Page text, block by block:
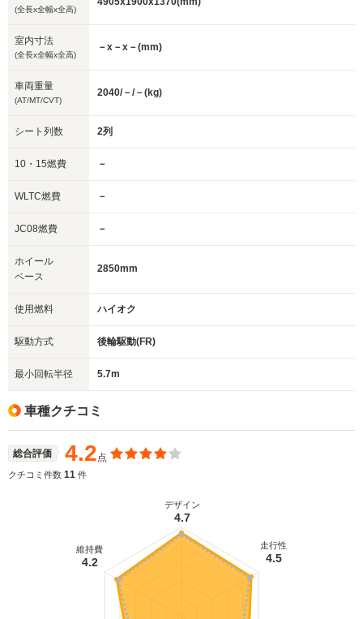
(全長x全幅x全高)
室内寸法
(全長x全幅x全高)
－x－x－(mm)
車両重量
(AT/MT/CVT)
2040/－/－(kg)
シート列数 2列
10・15燃費 －
WLTC燃費 －
JC08燃費 －
ホイール
ベース
2850mm
使用燃料 ハイオク
駆動方式 後輪駆動(FR)
最小回転半径 5.7m
車種クチコミ
総合評価 4.2点
クチコミ件数 11 件
デザイン
4.7
走行性
4.5
維持費
4.2